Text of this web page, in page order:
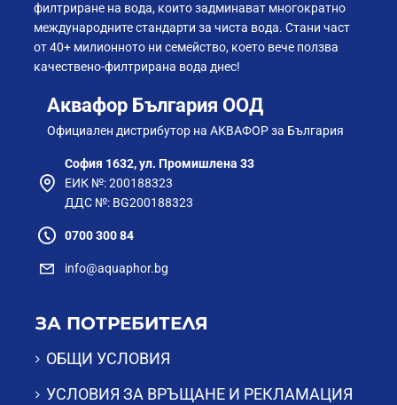
филтриране на вода, които задминават многократно
международните стандарти за чиста вода. Стани част
от 40+ милионното ни семейство, което вече ползва
качествено-филтрирана вода днес!
Аквафор България ООД
Официален дистрибутор на АКВАФОР за България
София 1632, ул. Промишлена 33
ЕИК №: 200188323
ДДС №: BG200188323
0700 300 84
info@aquaphor.bg
ЗА ПОТРЕБИТЕЛЯ
ОБЩИ УСЛОВИЯ
УСЛОВИЯ ЗА ВРЪЩАНЕ И РЕКЛАМАЦИЯ